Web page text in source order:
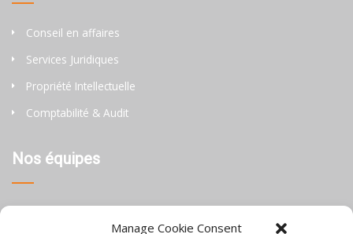
Manage Cookie Consent
Conseil en affaires
Services Juridiques
Propriété Intellectuelle
Comptabilité & Audit
Nos équipes